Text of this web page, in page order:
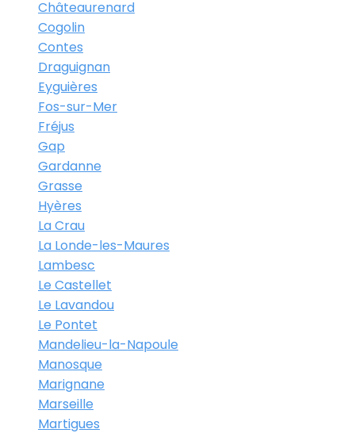
Châteaurenard
Cogolin
Contes
Draguignan
Eyguières
Fos-sur-Mer
Fréjus
Gap
Gardanne
Grasse
Hyères
La Crau
La Londe-les-Maures
Lambesc
Le Castellet
Le Lavandou
Le Pontet
Mandelieu-la-Napoule
Manosque
Marignane
Marseille
Martigues